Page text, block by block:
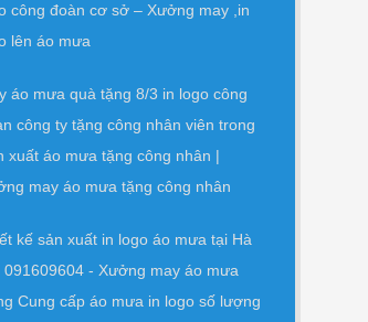
công đoàn cơ sở – Xưởng may ,in
lên áo mưa
áo mưa quà tặng 8/3 in logo công
công ty tặng công nhân viên trong
xuất áo mưa tặng công nhân |
may áo mưa tặng công nhân
kế sản xuất in logo áo mưa tại Hà
091609604 - Xưởng may áo mưa
Cung cấp áo mưa in logo số lượng